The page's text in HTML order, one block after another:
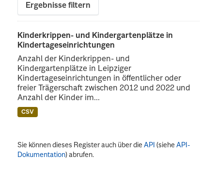
Ergebnisse filtern
Kinderkrippen- und Kindergartenplätze in
Kindertageseinrichtungen
Anzahl der Kinderkrippen- und
Kindergartenplätze in Leipziger
Kindertageseinrichtungen in öffentlicher oder
freier Trägerschaft zwischen 2012 und 2022 und
Anzahl der Kinder im...
CSV
Sie können dieses Register auch über dieAPI (sieheAPI-
Dokumentation) abrufen.